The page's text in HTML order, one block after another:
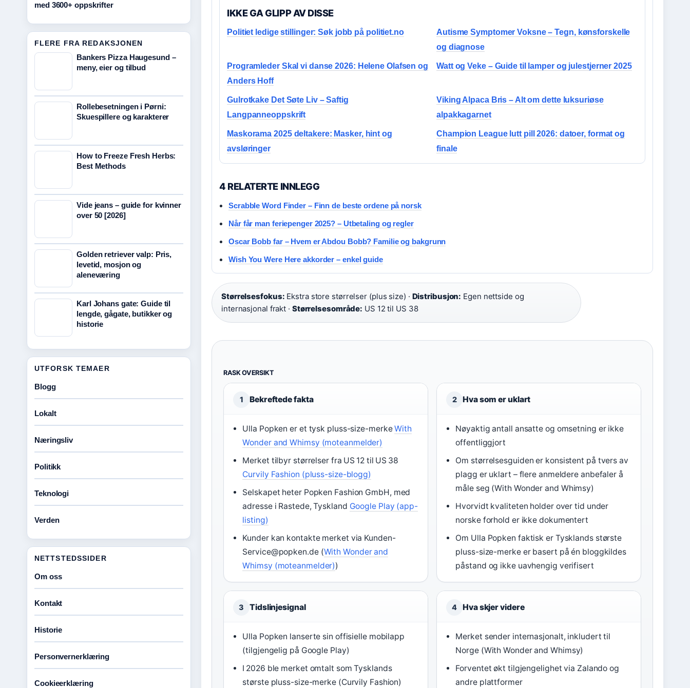
IKKE GA GLIPP AV DISSE
Politiet ledige stillinger: Søk jobb på politiet.no
Autisme Symptomer Voksne – Tegn, kønsforskelle
og diagnose
Programleder Skal vi danse 2026: Helene Olafsen og
Anders Hoff
Watt og Veke – Guide til lamper og julestjerner 2025
Gulrotkake Det Søte Liv – Saftig
Langpanneoppskrift
Viking Alpaca Bris – Alt om dette luksuriøse
alpakkagarnet
Maskorama 2025 deltakere: Masker, hint og
avsløringer
Champion League lutt pill 2026: datoer, format og
finale
4 RELATERTE INNLEGG
Scrabble Word Finder – Finn de beste ordene på norsk
Når får man feriepenger 2025? – Utbetaling og regler
Oscar Bobb far – Hvem er Abdou Bobb? Familie og bakgrunn
Wish You Were Here akkorder – enkel guide
Størrelsesfokus: Ekstra store størrelser (plus size) · Distribusjon: Egen nettside og
internasjonal frakt · Størrelsesområde: US 12 til US 38
RASK OVERSIKT
1 Bekreftede fakta
Ulla Popken er et tysk pluss-size-merkeWith
Wonder and Whimsy (moteanmelder)
Merket tilbyr størrelser fra US 12 til US 38
Curvily Fashion (pluss-size-blogg)
Selskapet heter Popken Fashion GmbH, med
adresse i Rastede, Tyskland Google Play (app-
listing)
Kunder kan kontakte merket via Kunden-
Service@popken.de (With Wonder and
Whimsy (moteanmelder))
2 Hva som er uklart
Nøyaktig antall ansatte og omsetning er ikke
offentliggjort
Om størrelsesguiden er konsistent på tvers av
plagg er uklart – flere anmeldere anbefaler å
måle seg (With Wonder and Whimsy)
Hvorvidt kvaliteten holder over tid under
norske forhold er ikke dokumentert
Om Ulla Popken faktisk er Tysklands største
pluss-size-merke er basert på én bloggkildes
påstand og ikke uavhengig verifisert
3 Tidslinjesignal
Ulla Popken lanserte sin offisielle mobilapp
(tilgjengelig på Google Play)
I 2026 ble merket omtalt som Tysklands
største pluss-size-merke (Curvily Fashion)
4 Hva skjer videre
Merket sender internasjonalt, inkludert til
Norge (With Wonder and Whimsy)
Forventet økt tilgjengelighet via Zalando og
andre plattformer
med 3600+ oppskrifter
FLERE FRA REDAKSJONEN
Bankers Pizza Haugesund –
meny, eier og tilbud
Rollebesetningen i Pørni:
Skuespillere og karakterer
How to Freeze Fresh Herbs:
Best Methods
Vide jeans – guide for kvinner
over 50 [2026]
Golden retriever valp: Pris,
levetid, mosjon og
aleneværing
Karl Johans gate: Guide til
lengde, gågate, butikker og
historie
UTFORSK TEMAER
Blogg
Lokalt
Næringsliv
Politikk
Teknologi
Verden
NETTSTEDSSIDER
Om oss
Kontakt
Historie
Personvernerklæring
Cookieerklæring